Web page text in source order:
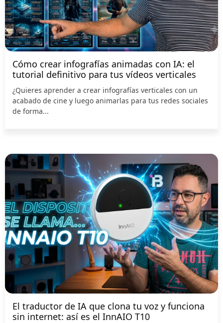
Cómo crear infografías animadas con IA: el
tutorial definitivo para tus vídeos verticales
¿Quieres aprender a crear infografías verticales con un
acabado de cine y luego animarlas para tus redes sociales
de forma...
El traductor de IA que clona tu voz y funciona
sin internet: así es el InnAIO T10